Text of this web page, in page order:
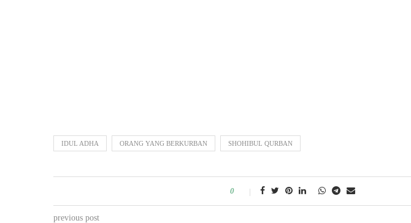
IDUL ADHA ORANG YANG BERKURBAN SHOHIBUL QURBAN
0
previous post